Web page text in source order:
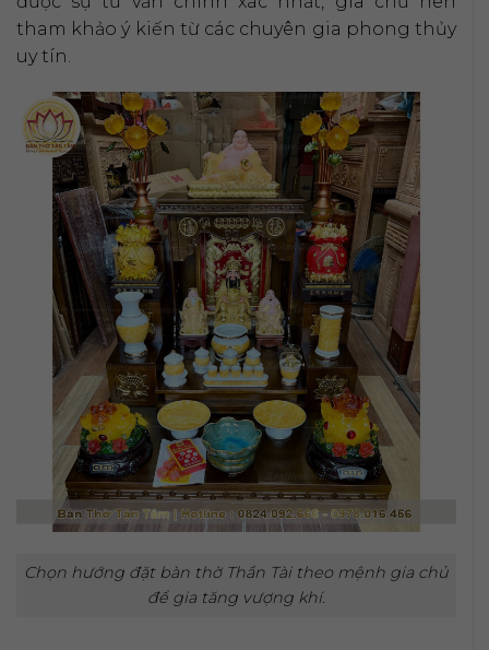
tham khảo ý kiến từ các chuyên gia phong thủy
uy tín.
Chọn hướng đặt bàn thờ Thần Tài theo mệnh gia chủ
để gia tăng vượng khí.